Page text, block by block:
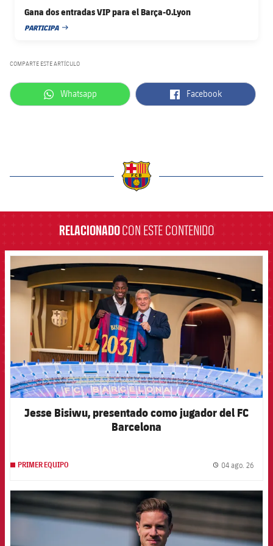
Gana dos entradas VIP para el Barça-O.Lyon
PARTICIPA
FECHA DE PUBLICACIÓN
COMPARTE ESTE ARTÍCULO
label.aria.whatsapp
Whatsapp label.aria.facebook
Facebook
RELACIONADOCON ESTE CONTENIDO
Jesse Bisiwu, presentado como jugador del FC
Barcelona
PRIMER EQUIPO 04 ago. 26
FCB Barcelona badge